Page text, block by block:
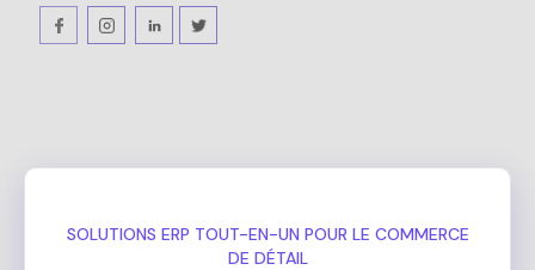
SOLUTIONS ERP TOUT-EN-UN POUR LE COMMERCE
DE DÉTAIL